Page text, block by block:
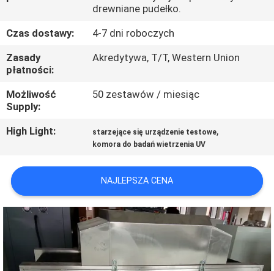
SKONTAKTUJ
SIĘ
Z
NAMI
WYCENĘ
SHOW
drewniane pudełko.
Czas dostawy:
4-7 dni roboczych
Zasady
płatności:
Akredytywa, T/T, Western Union
Możliwość
Supply:
50 zestawów / miesiąc
High Light: starzejące się urządzenie testowe,
komora do badań wietrzenia UV
NAJLEPSZA CENA